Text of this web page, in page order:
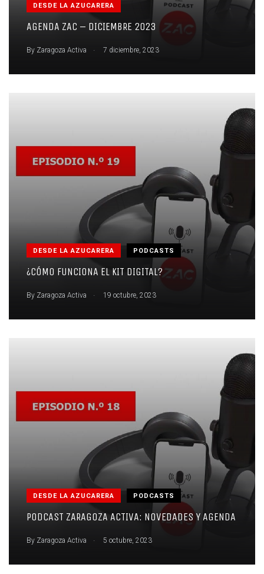
DESDE LA AZUCARERA
AGENDA ZAC – DICIEMBRE 2023
By Zaragoza Activa . 7 diciembre, 2023
DESDE LA AZUCARERA PODCASTS
¿CÓMO FUNCIONA EL KIT DIGITAL?
By Zaragoza Activa . 19 octubre, 2023
DESDE LA AZUCARERA PODCASTS
PODCAST ZARAGOZA ACTIVA: NOVEDADES Y AGENDA
By Zaragoza Activa . 5 octubre, 2023